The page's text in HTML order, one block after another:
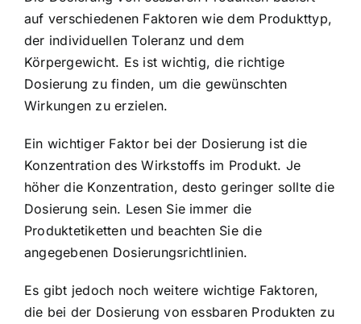
auf verschiedenen Faktoren wie dem Produkttyp,
der individuellen Toleranz und dem
Körpergewicht. Es ist wichtig, die richtige
Dosierung zu finden, um die gewünschten
Wirkungen zu erzielen.
Ein wichtiger Faktor bei der Dosierung ist die
Konzentration des Wirkstoffs im Produkt. Je
höher die Konzentration, desto geringer sollte die
Dosierung sein. Lesen Sie immer die
Produktetiketten und beachten Sie die
angegebenen Dosierungsrichtlinien.
Es gibt jedoch noch weitere wichtige Faktoren,
die bei der Dosierung von essbaren Produkten zu